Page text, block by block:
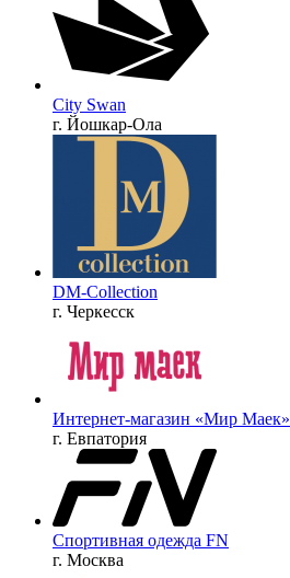
City Swan
г. Йошкар-Ола
DM-Collection
г. Черкесск
Интернет-магазин «Мир Маек»
г. Евпатория
Спортивная одежда FN
г. Москва